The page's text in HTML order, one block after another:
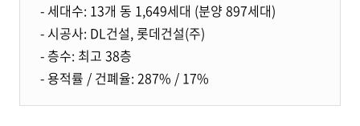
- 세대수: 13개 동 1,649세대 (분양 897세대)
- 시공사: DL건설, 롯데건설(주)
- 층수: 최고 38층
- 용적률 / 건폐율: 287% / 17%